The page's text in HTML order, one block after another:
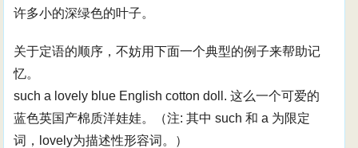
许多小的深绿色的叶子。
关于定语的顺序，不妨用下面一个典型的例子来帮助记
忆。
such a lovely blue English cotton doll. 这么一个可爱的
蓝色英国产棉质洋娃娃。（注: 其中 such 和 a 为限定
词，lovely为描述性形容词。）